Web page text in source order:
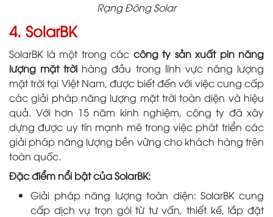
Rạng Đông Solar
4. SolarBK
SolarBK là một trong các công ty sản xuất pin năng
lượng mặt trời hàng đầu trong lĩnh vực năng lượng
mặt trời tại Việt Nam, được biết đến với việc cung cấp
các giải pháp năng lượng mặt trời toàn diện và hiệu
quả. Với hơn 15 năm kinh nghiệm, công ty đã xây
dựng được uy tín mạnh mẽ trong việc phát triển các
giải pháp năng lượng bền vững cho khách hàng trên
toàn quốc.
Đặc điểm nổi bật của SolarBK:
Giải pháp năng lượng toàn diện: SolarBK cung
cấp dịch vụ trọn gói từ tư vấn, thiết kế, lắp đặt